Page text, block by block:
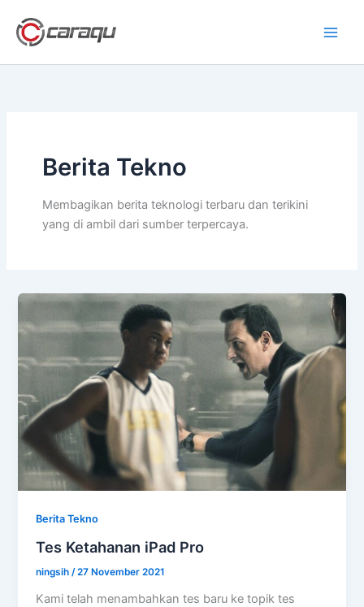
konten
Berita Tekno
Membagikan berita teknologi terbaru dan terikini
yang di ambil dari sumber terpercaya.
Berita Tekno
Tes Ketahanan iPad Pro
ningsih /27 November 2021
Kami telah menambahkan tes baru ke topik tes